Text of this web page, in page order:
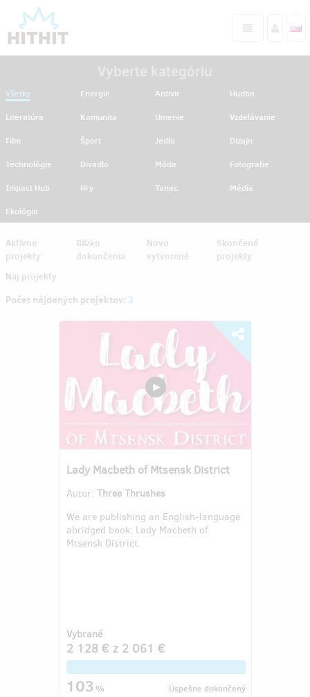
Všetky Energie Antivir
Hudba
Literatúra
Komunita Umenie
Vzdelávanie
Film
Šport Jedlo
Dizajn
Technológie
Divadlo Móda
Fotografie
Impact Hub
Hry Tanec
Média
Ekológia
Aktívne
projekty
Blízko
dokončenia
Novo
vytvorené
Skončené
projekty
Naj projekty
Počet nájdených projektov: 3
Lady Macbeth of Mtsensk District
Autor: Three Thrushes
We are publishing an English-language
abridged book: Lady Macbeth of
Mtsensk District.
Vybrané
2 128 € z 2 061 €
103% Úspešne dokončený